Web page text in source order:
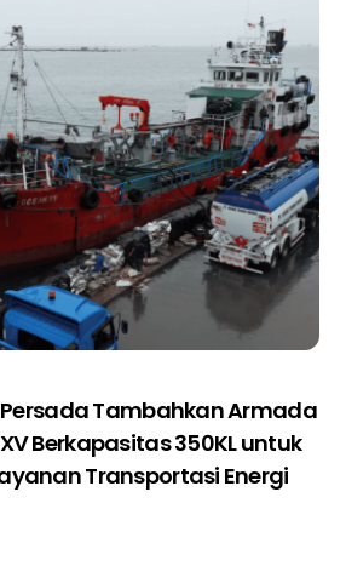
Persada Tambahkan Armada
Berkapasitas 350KL untuk
Transportasi Energi